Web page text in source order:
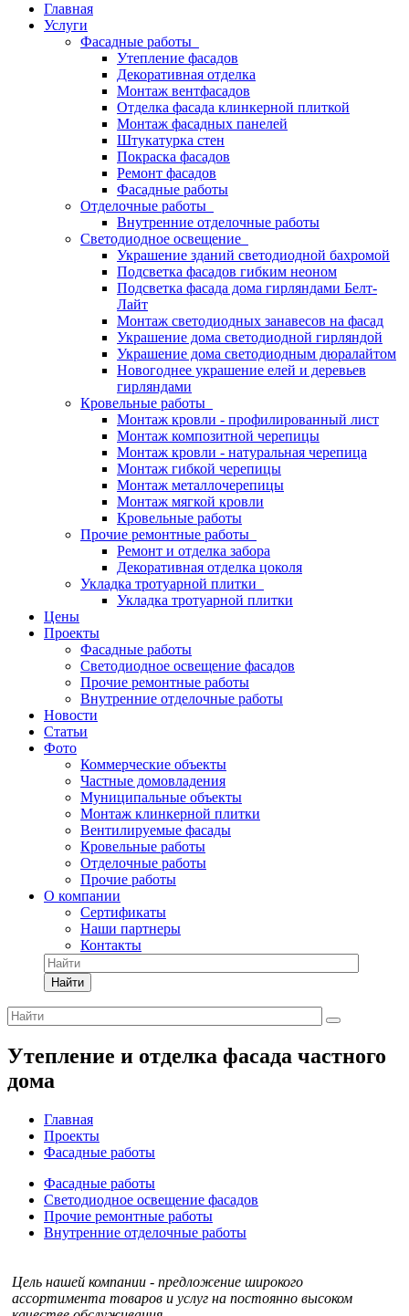
Главная
Услуги
Фасадные работы
Утепление фасадов
Декоративная отделка
Монтаж вентфасадов
Отделка фасада клинкерной плиткой
Монтаж фасадных панелей
Штукатурка стен
Покраска фасадов
Ремонт фасадов
Фасадные работы
Отделочные работы
Внутренние отделочные работы
Светодиодное освещение
Украшение зданий светодиодной бахромой
Подсветка фасадов гибким неоном
Подсветка фасада дома гирляндами Белт-
Лайт
Монтаж светодиодных занавесов на фасад
Украшение дома светодиодной гирляндой
Украшение дома светодиодным дюралайтом
Новогоднее украшение елей и деревьев
гирляндами
Кровельные работы
Монтаж кровли - профилированный лист
Монтаж композитной черепицы
Монтаж кровли - натуральная черепица
Монтаж гибкой черепицы
Монтаж металлочерепицы
Монтаж мягкой кровли
Кровельные работы
Прочие ремонтные работы
Ремонт и отделка забора
Декоративная отделка цоколя
Укладка тротуарной плитки
Укладка тротуарной плитки
Цены
Проекты
Фасадные работы
Светодиодное освещение фасадов
Прочие ремонтные работы
Внутренние отделочные работы
Новости
Статьи
Фото
Коммерческие объекты
Частные домовладения
Муниципальные объекты
Монтаж клинкерной плитки
Вентилируемые фасады
Кровельные работы
Отделочные работы
Прочие работы
О компании
Сертификаты
Наши партнеры
Контакты
Найти
Утепление и отделка фасада частного
дома
Главная
Проекты
Фасадные работы
Фасадные работы
Светодиодное освещение фасадов
Прочие ремонтные работы
Внутренние отделочные работы
Цель нашей компании - предложение широкого
ассортимента товаров и услуг на постоянно высоком